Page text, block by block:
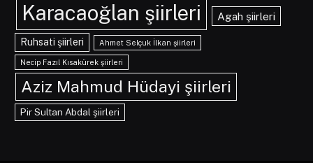
Karacaoğlan şiirleri Agah şiirleri
Ruhsati şiirleri Ahmet Selçuk İlkan şiirleri
Necip Fazıl Kısakürek şiirleri
Aziz Mahmud Hüdayi şiirleri
Pir Sultan Abdal şiirleri